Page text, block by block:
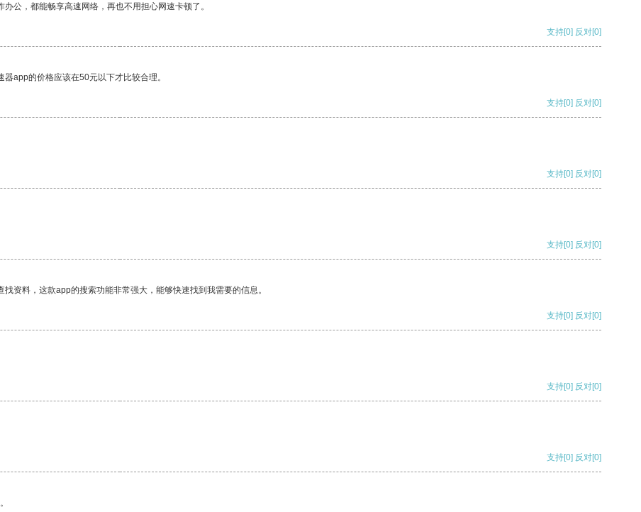
公，都能畅享高速网络，再也不用担心网速卡顿了。
支持[0] 反对[0]
app的价格应该在50元以下才比较合理。
支持[0] 反对[0]
支持[0] 反对[0]
支持[0] 反对[0]
资料，这款app的搜索功能非常强大，能够快速找到我需要的信息。
支持[0] 反对[0]
支持[0] 反对[0]
支持[0] 反对[0]